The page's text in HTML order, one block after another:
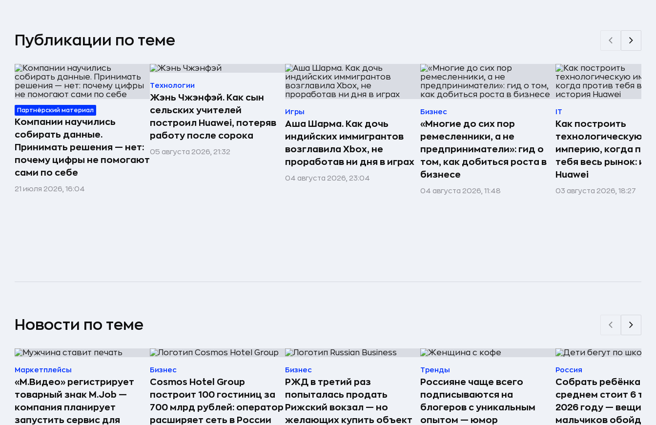
Публикации по теме
Партнёрский материал
Компании научились
собирать данные.
Принимать решения — нет:
почему цифры не помогают
сами по себе
21 июля 2026, 16:04
Технологии
Жэнь Чжэнфэй. Как сын
сельских учителей
построил Huawei, потеряв
работу после сорока
05 августа 2026, 21:32
Игры
Аша Шарма. Как дочь
индийских иммигрантов
возглавила Xbox, не
проработав ни дня в играх
04 августа 2026, 23:04
Бизнес
«Многие до сих пор
ремесленники, а не
предприниматели»: гид о
том, как добиться роста в
бизнесе
04 августа 2026, 11:48
IT
Как построить
технологическую
империю, когда
тебя весь рынок:
Huawei
03 августа 2026, 18:27
Новости по теме
Маркетплейсы
«М.Видео» регистрирует
товарный знак M.Job —
компания планирует
запустить сервис для
Бизнес
Cosmos Hotel Group
построит 100 гостиниц за
700 млрд рублей: оператор
расширяет сеть в России
Бизнес
РЖД в третий раз
попыталась продать
Рижский вокзал — но
желающих купить объект
Тренды
Россияне чаще всего
подписываются на
блогеров с уникальным
опытом — юмор
Россия
Собрать ребёнка в
среднем стоит 6
2026 году — вещи
мальчиков